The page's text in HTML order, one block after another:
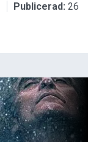
Publicerad: 26